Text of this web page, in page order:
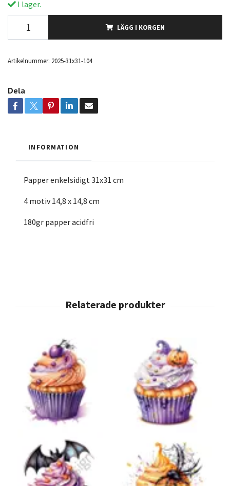
I lager.
LÄGG I KORGEN
Artikelnummer: 2025-31x31-104
Dela
INFORMATION
Papper enkelsidigt 31x31 cm
4 motiv 14,8 x 14,8 cm
180gr papper acidfri